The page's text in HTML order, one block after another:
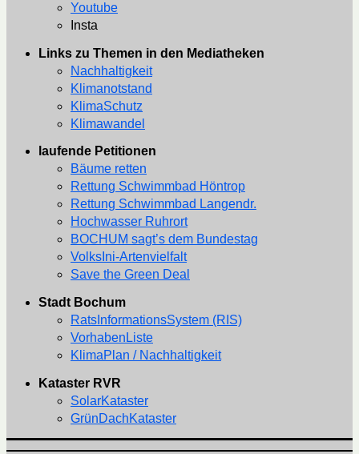
Youtube
Insta
Links zu Themen in den Mediatheken
Nachhaltigkeit
Klimanotstand
KlimaSchutz
Klimawandel
laufende Petitionen
Bäume retten
Rettung Schwimmbad Höntrop
Rettung Schwimmbad Langendr.
Hochwasser Ruhrort
BOCHUM sagt’s dem Bundestag
VolksIni-Artenvielfalt
Save the Green Deal
Stadt Bochum
RatsInformationsSystem (RIS)
VorhabenListe
KlimaPlan / Nachhaltigkeit
Kataster RVR
SolarKataster
GrünDachKataster